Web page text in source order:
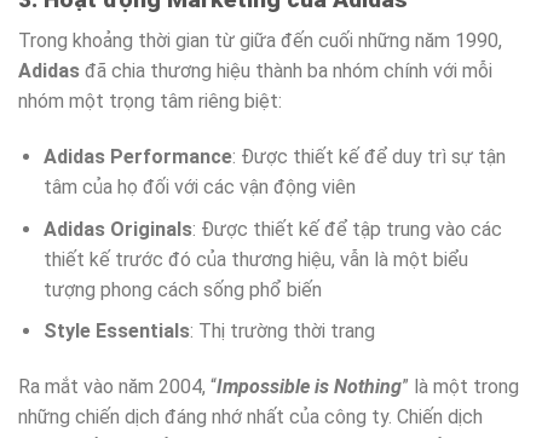
Trong khoảng thời gian từ giữa đến cuối những năm 1990,
Adidas đã chia thương hiệu thành ba nhóm chính với mỗi
nhóm một trọng tâm riêng biệt:
Adidas Performance: Được thiết kế để duy trì sự tận
tâm của họ đối với các vận động viên
Adidas Originals: Được thiết kế để tập trung vào các
thiết kế trước đó của thương hiệu, vẫn là một biểu
tượng phong cách sống phổ biến
Style Essentials: Thị trường thời trang
Ra mắt vào năm 2004, “Impossible is Nothing” là một trong
những chiến dịch đáng nhớ nhất của công ty. Chiến dịch